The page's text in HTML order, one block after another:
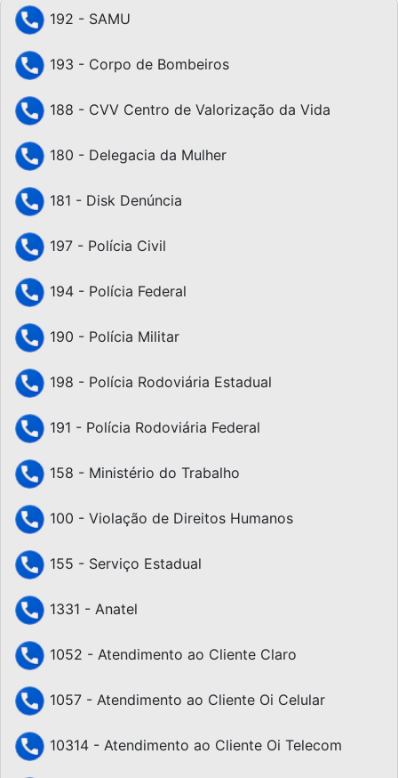
192 - SAMU
193 - Corpo de Bombeiros
188 - CVV Centro de Valorização da Vida
180 - Delegacia da Mulher
181 - Disk Denúncia
197 - Polícia Civil
194 - Polícia Federal
190 - Polícia Militar
198 - Polícia Rodoviária Estadual
191 - Polícia Rodoviária Federal
158 - Ministério do Trabalho
100 - Violação de Direitos Humanos
155 - Serviço Estadual
1331 - Anatel
1052 - Atendimento ao Cliente Claro
1057 - Atendimento ao Cliente Oi Celular
10314 - Atendimento ao Cliente Oi Telecom